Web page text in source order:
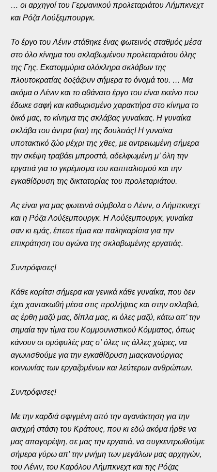
… οι αρχηγοί του Γερμανικού προλεταριάτου Λήμπκνεχτ
και Ρόζα Λούξεμπουργκ.
Το έργο του Λένιν στάθηκε ένας φωτεινός σταθμός μέσα
στο όλο κίνημα του σκλαβωμένου προλεταριάτου όλης
της Γης. Εκατομμύρια ολόκληρα σκλάβων της
πλουτοκρατίας δοξάζουν σήμερα το όνομά του. … Μα
ακόμα ο Λένιν και το αθάνατο έργο του είναι εκείνο που
έδωκε σαφή και καθωρισμένο χαρακτήρα στο κίνημα το
δικό μας, το κίνημα της σκλάβας γυναίκας. Η γυναίκα
σκλάβα του άντρα (και) της δουλειάς! Η γυναίκα
υποτακτικό ζώο μέχρι της χθες, με αντρειωμένη σήμερα
την σκέψη τραβάει μπροστά, αδελφωμένη μ’ όλη την
εργατιά για το γκρέμισμα του καπιταλισμού και την
εγκαθίδρυση της δικτατορίας του προλεταριάτου.
Ας είναι για μας φωτεινά σύμβολα ο Λένιν, ο Λήμπκνεχτ
και η Ρόζα Λούξεμπουργκ. Η Λούξεμπουργκ, γυναίκα
σαν κι εμάς, έπεσε τίμια και παληκαρίσια για την
επικράτηση του αγώνα της σκλαβωμένης εργατιάς.
Συντρόφισες!
Κάθε κορίτσι σήμερα και γενικά κάθε γυναίκα, που δεν
έχει χαντακωθή μέσα στις προλήψεις και στην σκλαβιά,
ας έρθη μαζύ μας, δίπλα μας, κι όλες μαζύ, κάτω απ’ την
σημαία την τίμια του Κομμουνιστικού Κόμματος, όπως
κάνουν οι ομόφυλές μας σ’ όλες τις άλλες χώρες, να
αγωνισθούμε για την εγκαθίδρυση μιαςκανούργιας
κοινωνίας των εργαζομένων και λεύτερων ανθρώπων.
Συντρόφισες!
Με την καρδιά σφιγμένη από την αγανάκτηση για την
αισχρή στάση του Κράτους, που κι εδώ ακόμα ήρθε να
μας απαγορέψη, σε μας την εργατιά, να συγκεντρωθούμε
σήμερα γύρω απ’ την μνήμη των μεγάλων μας αρχηγών,
του Λένιν, του Καρόλου Λήμπκνεχτ και της Ρόζας